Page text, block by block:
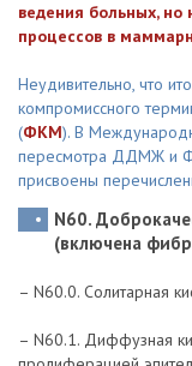
ведения больных,
процессов в
Неудивительно, что
компромиссного
(ФКМ). В
пересмотра ДДМЖ и
присвоены
N60.
(включена
– N60.0. Солитарная
– N60.1. Диффузная